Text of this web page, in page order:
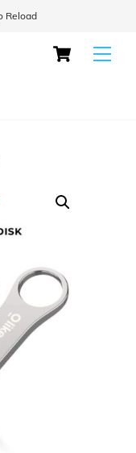
Reload
Cart